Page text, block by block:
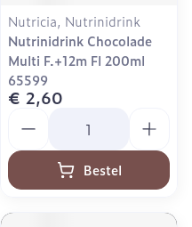
Nutricia, Nutrinidrink
Nutrinidrink Chocolade
Multi F.+12m Fl 200ml
65599
€ 2,60
Bestel